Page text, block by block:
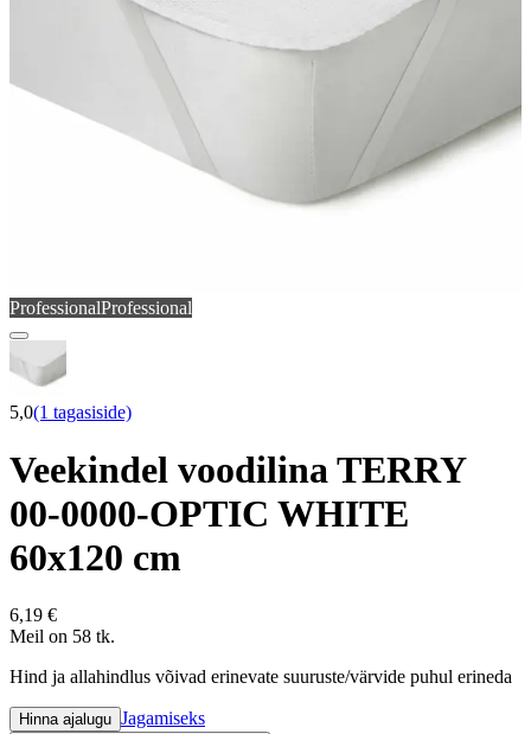
ProfessionalProfessional
5,0(1 tagasiside)
Veekindel voodilina TERRY
00-0000-OPTIC WHITE
60x120 cm
6,19 €
Meil on 58 tk.
Hind ja allahindlus võivad erinevate suuruste/värvide puhul erineda
Hinna ajalugu Jagamiseks